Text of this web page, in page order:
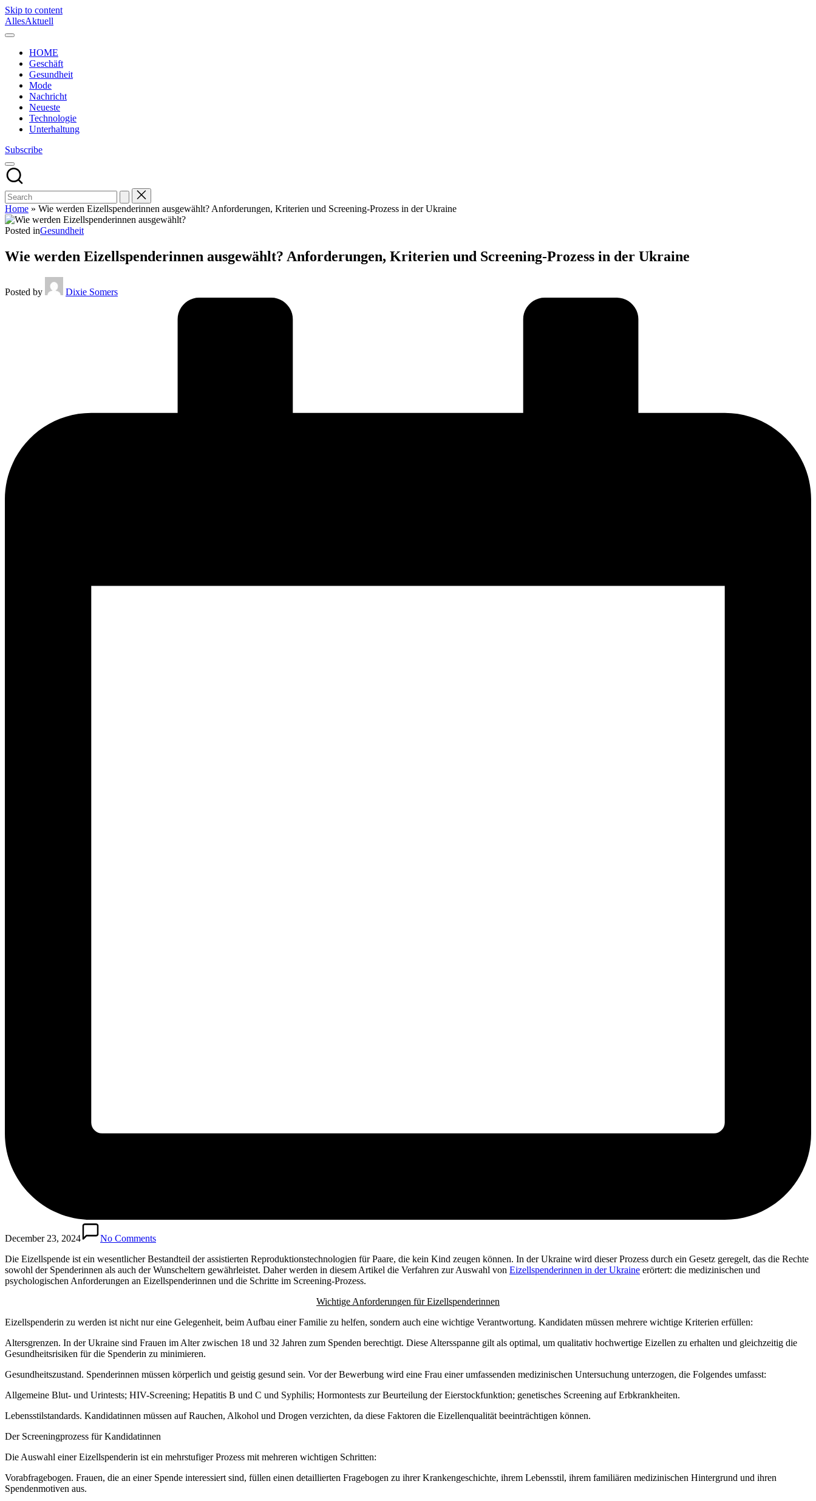
Skip to content
AllesAktuell
HOME
Geschäft
Gesundheit
Mode
Nachricht
Neueste
Technologie
Unterhaltung
Subscribe
Home » Wie werden Eizellspenderinnen ausgewählt? Anforderungen, Kriterien und Screening-Prozess in der Ukraine
Posted inGesundheit
Wie werden Eizellspenderinnen ausgewählt? Anforderungen, Kriterien und Screening-Prozess in der Ukraine
Posted by Dixie Somers
December 23, 2024
No Comments
Die Eizellspende ist ein wesentlicher Bestandteil der assistierten Reproduktionstechnologien für Paare, die kein Kind zeugen können. In der Ukraine wird dieser Prozess durch ein Gesetz geregelt, das die Rechte
sowohl der Spenderinnen als auch der Wunscheltern gewährleistet. Daher werden in diesem Artikel die Verfahren zur Auswahl von Eizellspenderinnen in der Ukraine erörtert: die medizinischen und
psychologischen Anforderungen an Eizellspenderinnen und die Schritte im Screening-Prozess.
Wichtige Anforderungen für Eizellspenderinnen
Eizellspenderin zu werden ist nicht nur eine Gelegenheit, beim Aufbau einer Familie zu helfen, sondern auch eine wichtige Verantwortung. Kandidaten müssen mehrere wichtige Kriterien erfüllen:
Altersgrenzen. In der Ukraine sind Frauen im Alter zwischen 18 und 32 Jahren zum Spenden berechtigt. Diese Altersspanne gilt als optimal, um qualitativ hochwertige Eizellen zu erhalten und gleichzeitig die
Gesundheitsrisiken für die Spenderin zu minimieren.
Gesundheitszustand. Spenderinnen müssen körperlich und geistig gesund sein. Vor der Bewerbung wird eine Frau einer umfassenden medizinischen Untersuchung unterzogen, die Folgendes umfasst:
Allgemeine Blut- und Urintests; HIV-Screening; Hepatitis B und C und Syphilis; Hormontests zur Beurteilung der Eierstockfunktion; genetisches Screening auf Erbkrankheiten.
Lebensstilstandards. Kandidatinnen müssen auf Rauchen, Alkohol und Drogen verzichten, da diese Faktoren die Eizellenqualität beeinträchtigen können.
Der Screeningprozess für Kandidatinnen
Die Auswahl einer Eizellspenderin ist ein mehrstufiger Prozess mit mehreren wichtigen Schritten:
Vorabfragebogen. Frauen, die an einer Spende interessiert sind, füllen einen detaillierten Fragebogen zu ihrer Krankengeschichte, ihrem Lebensstil, ihrem familiären medizinischen Hintergrund und ihren
Spendenmotiven aus.